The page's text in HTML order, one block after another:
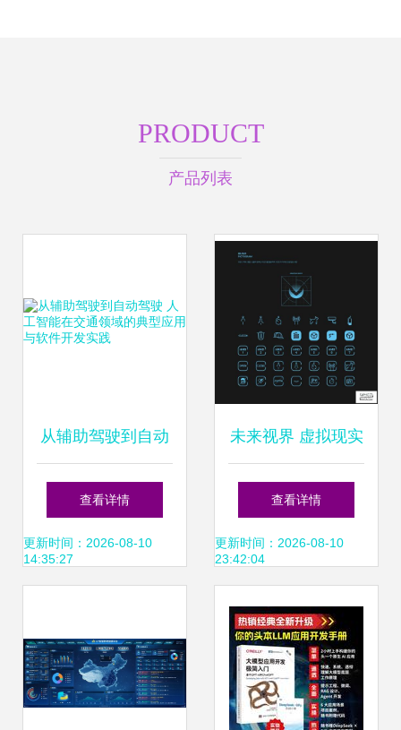
PRODUCT
产品列表
从辅助驾驶到自动
驾驶 人工智能在交
通领域的典型应用
查看详情
更新时间：2026-08-10
14:35:27
未来视界 虚拟现实
与人工智能跨界公
司的VI设计策略
查看详情
更新时间：2026-08-10
23:42:04